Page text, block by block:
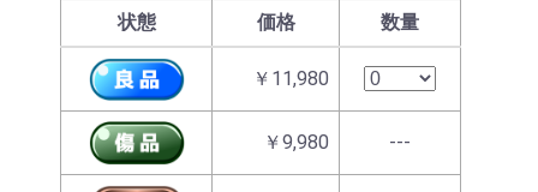
状態 価格 数量
￥11,980
￥9,980 ---